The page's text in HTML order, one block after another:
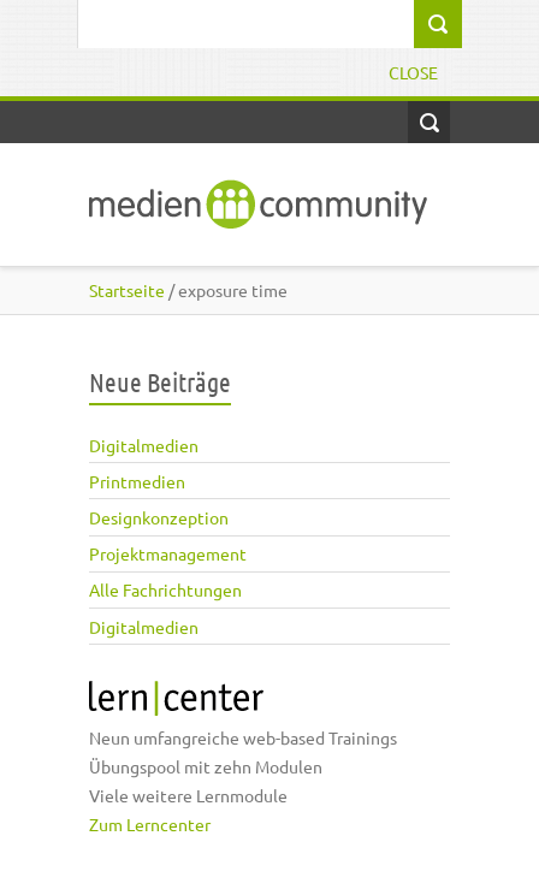
CLOSE
Startseite / exposure time
Neue Beiträge
Digitalmedien
Printmedien
Designkonzeption
Projektmanagement
Alle Fachrichtungen
Digitalmedien
Neun umfangreiche web-based Trainings
Übungspool mit zehn Modulen
Viele weitere Lernmodule
Zum Lerncenter